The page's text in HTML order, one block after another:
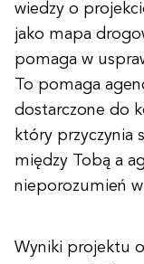
wiedzy o
jako mapa
pomaga w
To pomaga
dostarczone do
który przyczynia
między Tobą a
nieporozumień
Wyniki projektu